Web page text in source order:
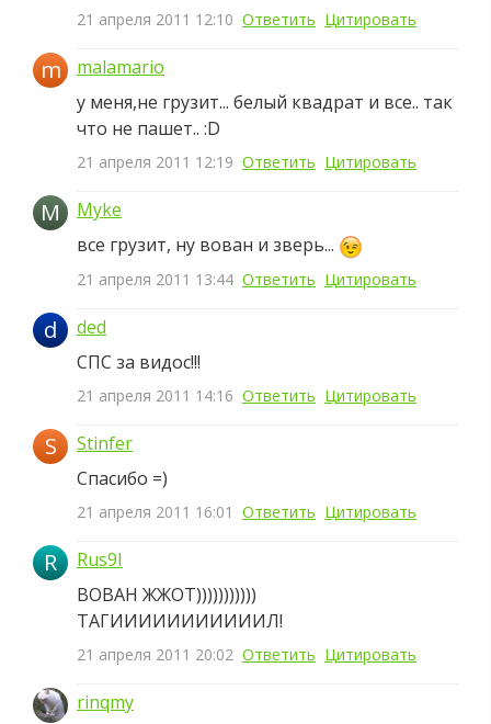
21 апреля 2011 12:10 Ответить Цитировать
m
malamario
у меня,не грузит... белый квадрат и все.. так
что не пашет.. :D
21 апреля 2011 12:19 Ответить Цитировать
M
Myke
все грузит, ну вован и зверь...
21 апреля 2011 13:44 Ответить Цитировать
d
ded
СПС за видос!!!
21 апреля 2011 14:16 Ответить Цитировать
S
Stinfer
Спасибо =)
21 апреля 2011 16:01 Ответить Цитировать
R
Rus9I
ВОВАН ЖЖОТ)))))))))))
ТАГИИИИИИИИИИИЛ!
21 апреля 2011 20:02 Ответить Цитировать
rinqmy